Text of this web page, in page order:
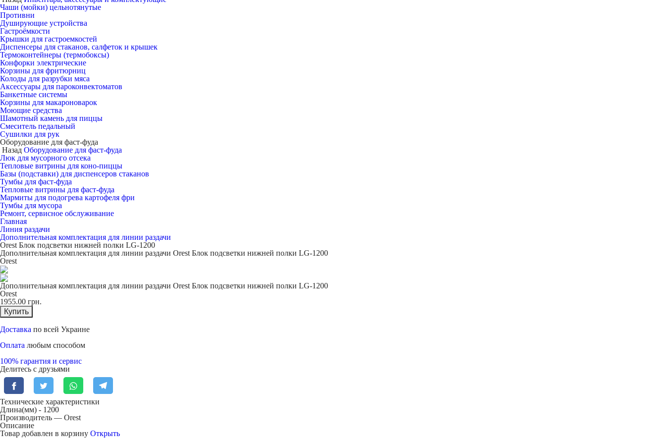
Чаши (мойки) цельнотянутые
Противни
Душирующие устройства
Гастроёмкости
Крышки для гастроемкостей
Диспенсеры для стаканов, салфеток и крышек
Термоконтейнеры (термобоксы)
Конфорки электрические
Корзины для фритюрниц
Колоды для разрубки мяса
Аксессуары для пароконвектоматов
Банкетные системы
Корзины для макароноварок
Моющие средства
Шамотный камень для пиццы
Смеситель педальный
Сушилки для рук
Оборудование для фаст-фуда
Назад Оборудование для фаст-фуда
Люк для мусорного отсека
Тепловые витрины для коно-пиццы
Базы (подставки) для диспенсеров стаканов
Тумбы для фаст-фуда
Тепловые витрины для фаст-фуда
Мармиты для подогрева картофеля фри
Тумбы для мусора
Ремонт, сервисное обслуживание
Главная
Линия раздачи
Дополнительная комплектация для линии раздачи
Orest Блок подсветки нижней полки LG-1200
Дополнительная комплектация для линии раздачи Orest Блок подсветки нижней полки LG-1200
Orest
Дополнительная комплектация для линии раздачи Orest Блок подсветки нижней полки LG-1200
Orest
1955.00 грн.
Купить
Доставка по всей Украине
Оплата любым способом
100% гарантия и сервис
Делитесь с друзьями
Технические характеристики
Длина(мм) - 1200
Производитель — Orest
Описание
Товар добавлен в корзину Открыть